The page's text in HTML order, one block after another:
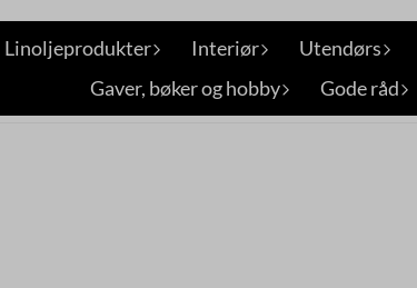
Linoljeprodukter Interiør Utendørs
Gaver, bøker og hobby
Gode råd